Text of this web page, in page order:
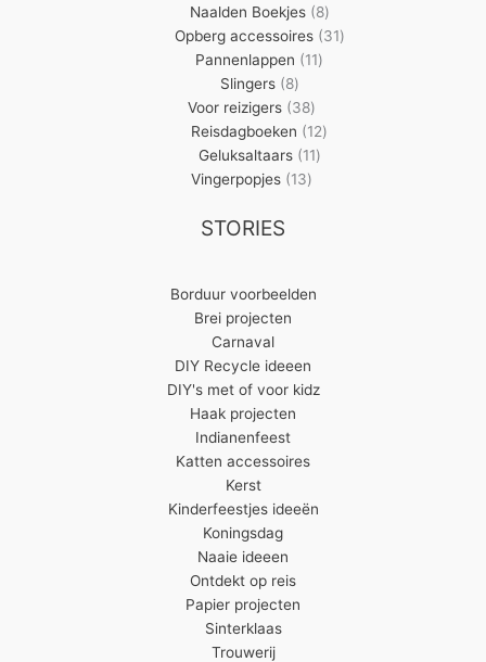
producten
Naalden Boekjes 88
producten
Opberg accessoires 3131
Pannenlappen 1111
Slingers 88
producten
Voor reizigers 3838
producten
Reisdagboeken 1212
Geluksaltaars 1111
Vingerpopjes 1313
STORIES
Borduur voorbeelden
Brei projecten
Carnaval
DIY Recycle ideeen
DIY's met of voor kidz
Haak projecten
Indianenfeest
Katten accessoires
Kerst
Kinderfeestjes ideeën
Koningsdag
Naaie ideeen
Ontdekt op reis
Papier projecten
Sinterklaas
Trouwerij